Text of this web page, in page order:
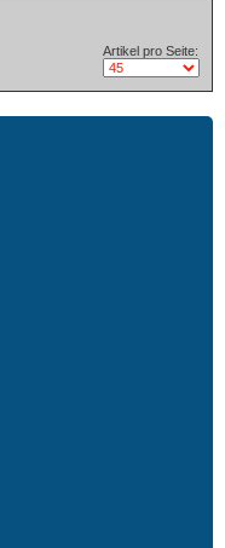
Artikel pro Seite: